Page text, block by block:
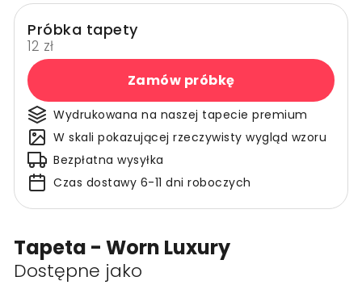
Tapeta - Worn Luxury
Dostępne jako
Próbka tapety
12 zł
Zamów próbkę
Wydrukowana na naszej tapecie premium
W skali pokazującej rzeczywisty wygląd wzoru
Bezpłatna wysyłka
Czas dostawy 6-11 dni roboczych